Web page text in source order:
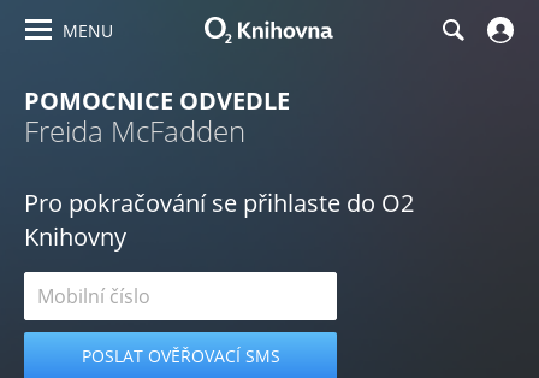
MENU
POMOCNICE ODVEDLE
Freida McFadden
Pro pokračování se přihlaste do O2
Knihovny